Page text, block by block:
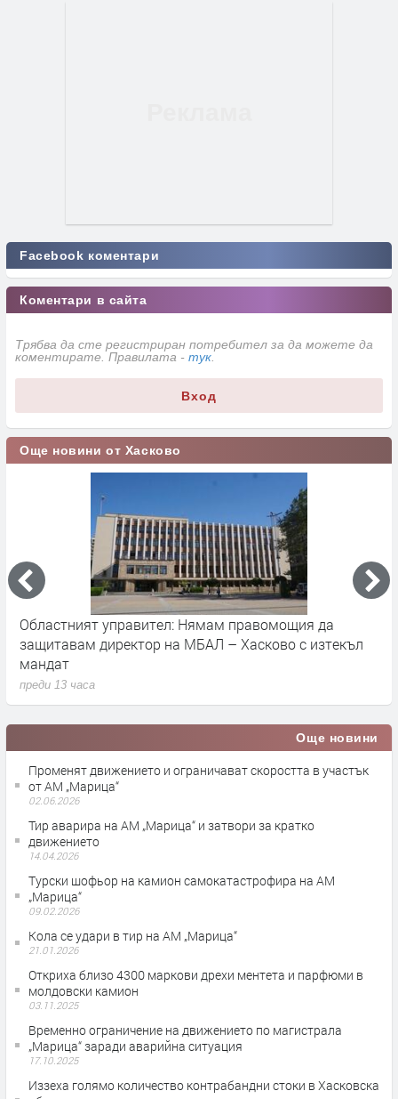
Facebook коментари
Коментари в сайта
Трябва да сте регистриран потребител за да можете да
коментирате. Правилата - тук
Вход
Още новини от Хасково
Областният управител: Нямам правомощия да
защитавам директор на МБАЛ – Хасково с изтекъл
мандат
преди 13 часа
Още новини
Променят движението и ограничават скоростта в участък
от АМ „Марица“
02.06.2026
Тир аварира на АМ „Марица“ и затвори за кратко
движението
14.04.2026
Турски шофьор на камион самокатастрофира на АМ
„Марица“
09.02.2026
Кола се удари в тир на АМ „Марица“
21.01.2026
Откриха близо 4300 маркови дрехи ментета и парфюми в
молдовски камион
03.11.2025
Временно ограничение на движението по магистрала
„Марица“ заради аварийна ситуация
17.10.2025
Иззеха голямо количество контрабандни стоки в Хасковска